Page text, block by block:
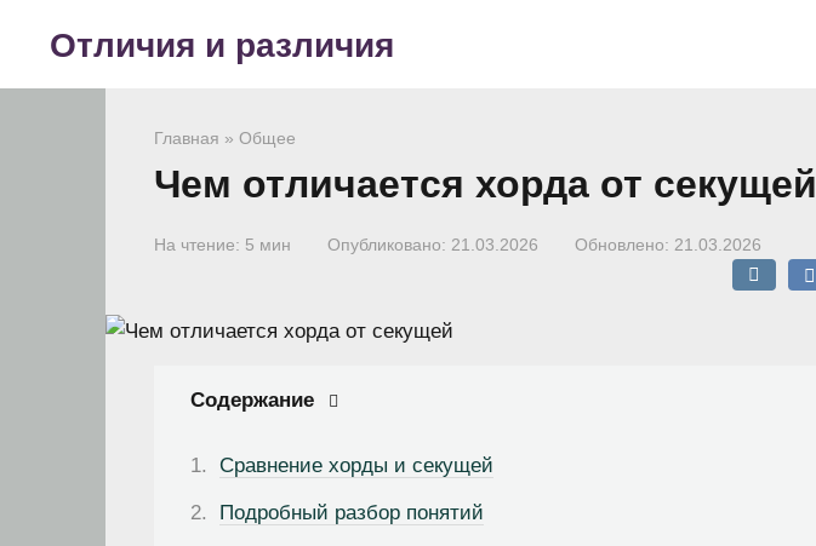
Отличия и различия
Главная » Общее
Чем отличается хорда от секущей
На чтение: 5 мин Опубликовано: 21.03.2026 Обновлено: 21.03.2026
Содержание
Сравнение хорды и секущей
Подробный разбор понятий